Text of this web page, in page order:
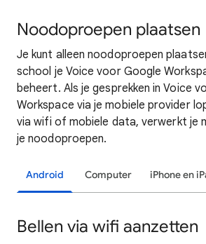
Noodoproepen plaatsen
Je kunt alleen noodoproepen
school je Voice voor Google
beheert. Als je gesprekken in Voice
Workspace via je mobiele provider
via wifi of mobiele data, verwerkt je
je noodoproepen.
Android Computer iPhone en
Bellen via wifi aanzetten